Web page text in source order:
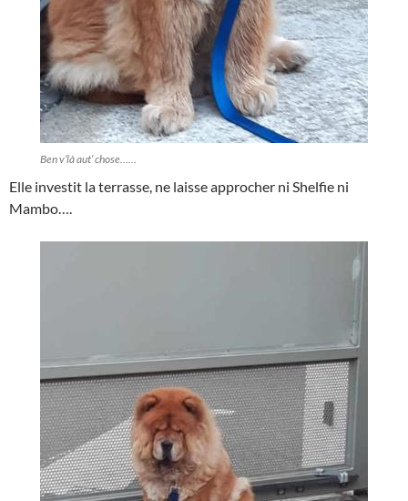
Ben v’là aut’ chose……
Elle investit la terrasse, ne laisse approcher ni Shelfie ni
Mambo….